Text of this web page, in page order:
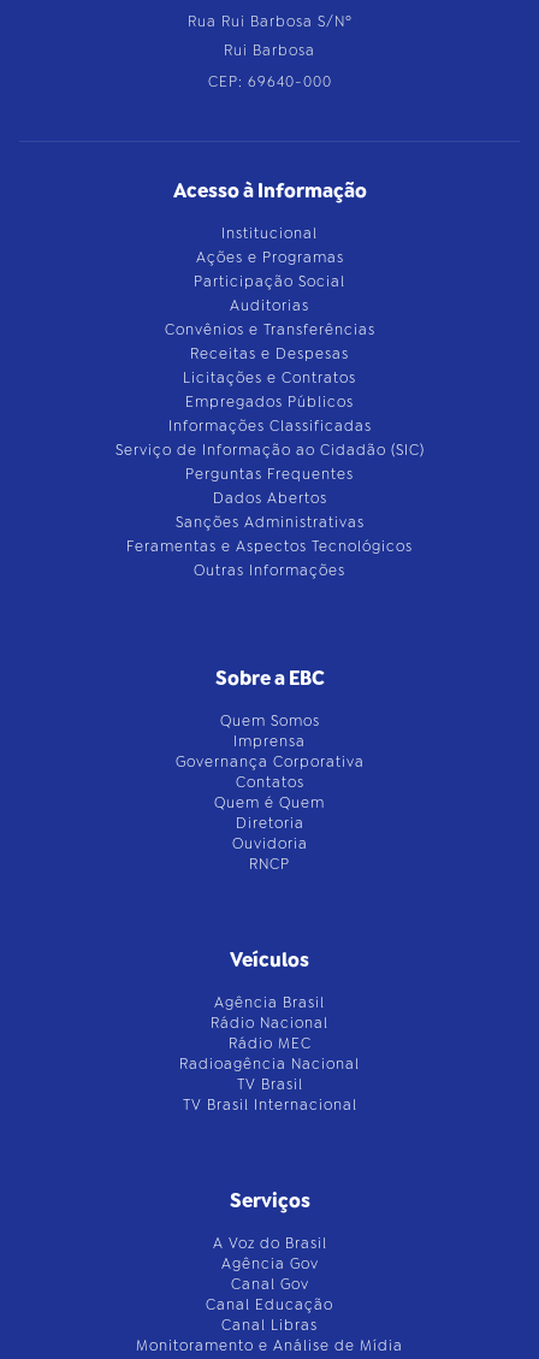
Rua Rui Barbosa S/Nº
Rui Barbosa
CEP: 69640-000
Acesso à Informação
Institucional
Ações e Programas
Participação Social
Auditorias
Convênios e Transferências
Receitas e Despesas
Licitações e Contratos
Empregados Públicos
Informações Classificadas
Serviço de Informação ao Cidadão (SIC)
Perguntas Frequentes
Dados Abertos
Sanções Administrativas
Feramentas e Aspectos Tecnológicos
Outras Informações
Sobre a EBC
Quem Somos
Imprensa
Governança Corporativa
Contatos
Quem é Quem
Diretoria
Ouvidoria
RNCP
Veículos
Agência Brasil
Rádio Nacional
Rádio MEC
Radioagência Nacional
TV Brasil
TV Brasil Internacional
Serviços
A Voz do Brasil
Agência Gov
Canal Gov
Canal Educação
Canal Libras
Monitoramento e Análise de Mídia